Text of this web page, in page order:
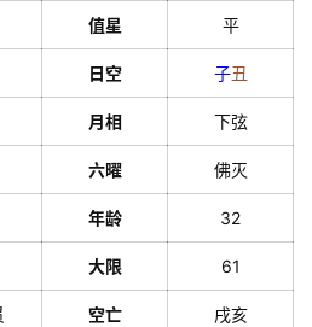
值星 平
日空 子丑
月相 下弦
六曜 佛灭
年龄 32
大限 61
空亡 戌亥